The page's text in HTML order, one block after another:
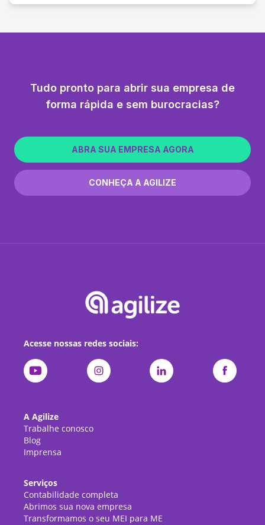
Tudo pronto para abrir sua empresa de
forma rápida e sem burocracias?
ABRA SUA EMPRESA AGORA
CONHEÇA A AGILIZE
Acesse nossas redes sociais:
A Agilize
Trabalhe conosco
Blog
Imprensa
Serviços
Contabilidade completa
Abrimos sua nova empresa
Transformamos o seu MEI para ME